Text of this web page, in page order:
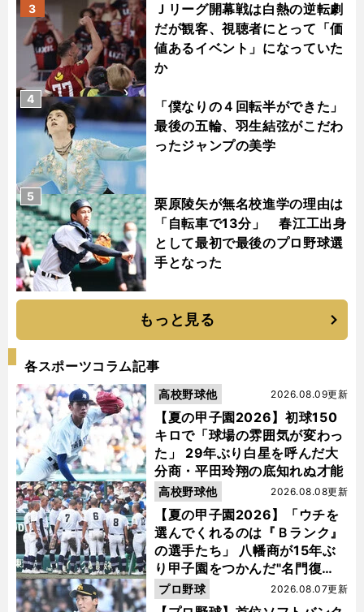
Ｊリーグ開幕戦は白熱の逆転劇
だが観客、視聴者にとって「価
値あるイベント」になっていた
か
3
「僕なりの４回転半ができた」
最後の五輪、羽生結弦がこだわ
ったジャンプの美学
4
栗原陵矢が無名校進学の理由は
「自転車で13分」 春江工出身
として最初で最後のプロ野球選
手となった
5
もっと見る
各スポーツコラム記事
【夏の甲子園2026】初球150
キロで「球場の雰囲気が変わっ
た」 29年ぶり白星を呼んだ大
分商・平田玲翔の底知れぬ才能
2026.08.09更新
高校野球他
【夏の甲子園2026】「ウチを
選んでくれるのは『Ｂランク』
の選手たち」 八幡商が15年ぶ
り甲子園をつかんだ"名門復
活"の舞台裏
2026.08.08更新
高校野球他
2026.08.07更新
プロ野球